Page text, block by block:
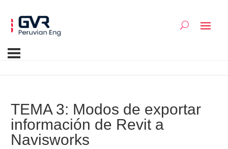
TEMA 3: Modos de exportar
información de Revit a
Navisworks